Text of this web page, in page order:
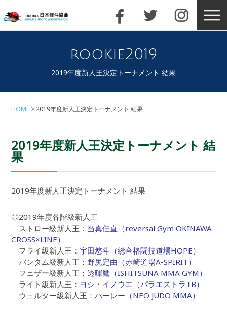
rookie2019
2019年度新人王決定トーナメント 結果
HOME 2019年度新人王決定トーナメント 結果
2019年度新人王決定トーナメント 結
果
2019年度新人王決定トーナメント 結果
◎2019年度各階級新人王
ストロー級新人王： 当真佳直（reversal Gym OKINAWA
CROSS×LINE）
フライ級新人王：宇田悠斗（総合格闘技道場HOPE）
バンタム級新人王： 野尻定由（赤崎道場A-SPIRIT）
フェザー級新人王：透暉鷹（ISHITSUNA MMA GYM）
ライト級新人王： ヨシ・イノウエ（パラエストラTB）
ウェルター級新人王：ハーレー（NEO JUDO MMA）